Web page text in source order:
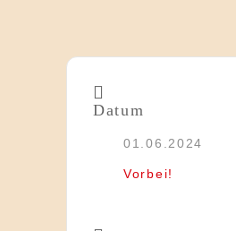
Datum
01.06.2024
Vorbei!